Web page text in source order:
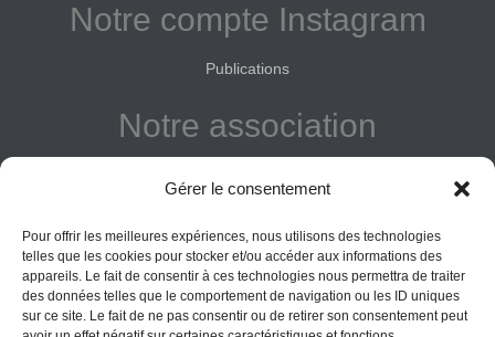
Gérer le consentement
Pour offrir les meilleures expériences, nous utilisons des technologies
telles que les cookies pour stocker et/ou accéder aux informations des
appareils. Le fait de consentir à ces technologies nous permettra de traiter
des données telles que le comportement de navigation ou les ID uniques
sur ce site. Le fait de ne pas consentir ou de retirer son consentement peut
Notre compte Instagram
Publications
Notre association
Donner
Vos obligations